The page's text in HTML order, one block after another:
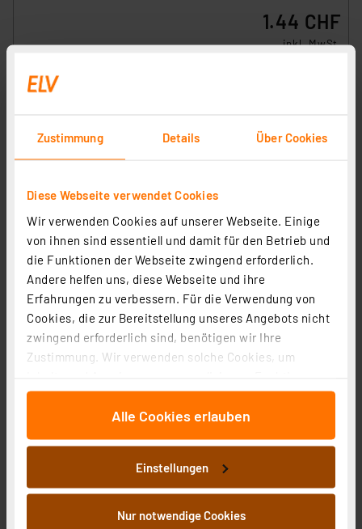
Zustimmung Details Über Cookies
Diese Webseite verwendet Cookies
Wir verwenden Cookies auf unserer Webseite. Einige
von ihnen sind essentiell und damit für den Betrieb und
die Funktionen der Webseite zwingend erforderlich.
Andere helfen uns, diese Webseite und ihre
Erfahrungen zu verbessern. Für die Verwendung von
Cookies, die zur Bereitstellung unseres Angebots nicht
zwingend erforderlich sind, benötigen wir Ihre
Zustimmung. Wir verwenden solche Cookies, um
für soziale Medien anbieten zu können und die Zugriffe
auf unsere Website zu analysieren. Außerdem geben
wir Informationen zu Ihrer Verwendung unserer Website
an unsere Partner für soziale Medien, Werbung und
Analysen weiter. Unsere Partner führen diese
Informationen möglicherweise mit weiteren Daten
zusammen, die Sie ihnen bereitgestellt haben oder die
Alle Cookies erlauben
Einstellungen
Nur notwendige Cookies
1.44 CHF
inkl. MwSt.
Heizungsventiladapter für Gampper M20 (6) bis 10 mm
Tiefe (Messing)
Artikel-Nr. 110216
2 3 4 5 (1)
12.54 CHF
Informationen zu Versandkosten